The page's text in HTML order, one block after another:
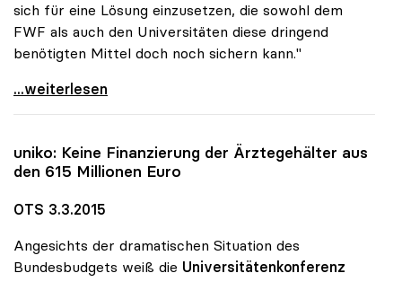
sich für eine Lösung einzusetzen, die sowohl dem
FWF als auch den Universitäten diese dringend
benötigten Mittel doch noch sichern kann."
uniko: Unverständnis für Reduktion der
...weiterlesen
uniko: Keine Finanzierung der Ärztegehälter aus
den 615 Millionen Euro
OTS 3.3.2015
Angesichts der dramatischen Situation des
Bundesbudgets weiß die Universitätenkonferenz